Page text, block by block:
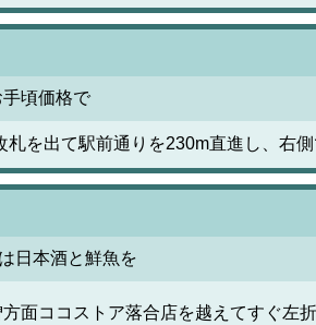
頃価格で
を出て駅前通りを230m直進し、右側
日本酒と鮮魚を
面ココストア落合店を越えてすぐ左